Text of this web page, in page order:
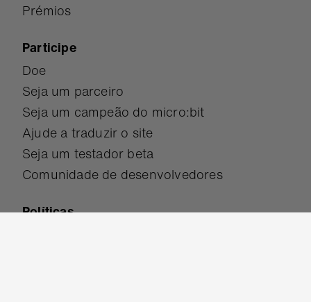
Prémios
Participe
Doe
Seja um parceiro
Seja um campeão do micro:bit
Ajude a traduzir o site
Seja um testador beta
Comunidade de desenvolvedores
Políticas